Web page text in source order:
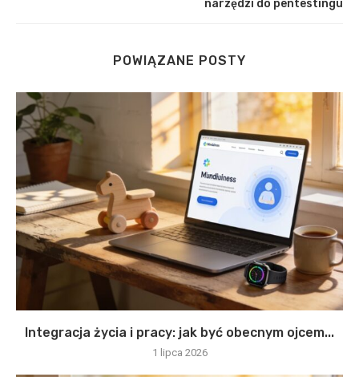
narzędzi do pentestingu
POWIĄZANE POSTY
Integracja życia i pracy: jak być obecnym ojcem...
1 lipca 2026